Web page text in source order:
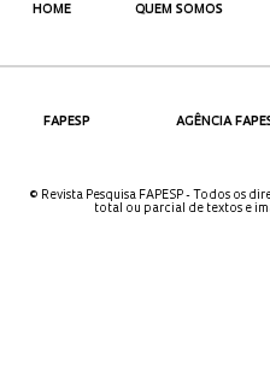
HOME QUEM SOMOS
FAPESP AGÊNCIA
© Revista Pesquisa FAPESP - Todos os
total ou parcial de textos e